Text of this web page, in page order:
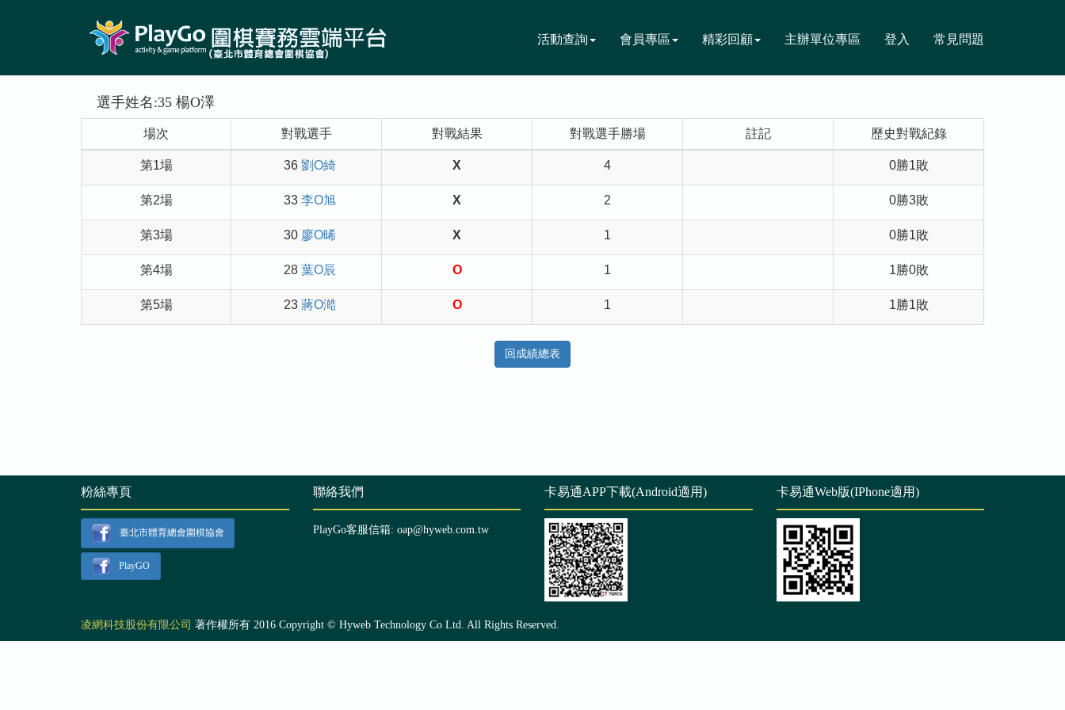
活動查詢 會員專區 精彩回顧 主辦單位專區 登入 常見問題
選手姓名:35 楊O澤
場次 對戰選手 對戰結果 對戰選手勝場 註記 歷史對戰紀錄
第1場 36 劉O綺 X 4 0勝1敗
第2場 33 李O旭 X 2 0勝3敗
第3場 30 廖O晞 X 1 0勝1敗
第4場 28 葉O辰 O 1 1勝0敗
第5場 23 蔣O澔 O 1 1勝1敗
回成績總表
粉絲專頁
臺北市體育總會圍棋協會
PlayGO
聯絡我們
PlayGo客服信箱: oap@hyweb.com.tw
卡易通APP下載(Android適用) 卡易通Web版(IPhone適用)
凌網科技股份有限公司 著作權所有 2016 Copyright © Hyweb Technology Co Ltd. All Rights Reserved.